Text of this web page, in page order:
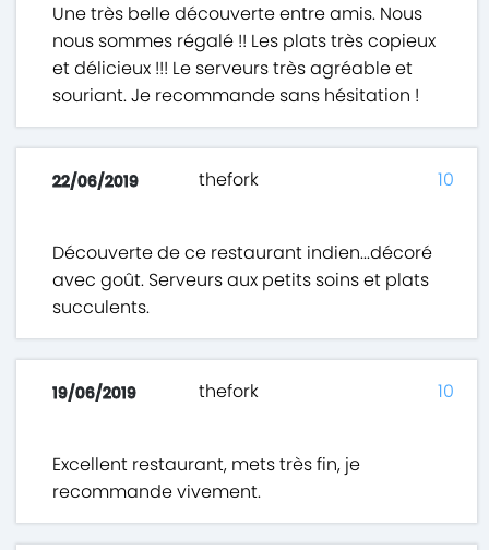
Une très belle découverte entre amis. Nous
nous sommes régalé !! Les plats très copieux
et délicieux !!! Le serveurs très agréable et
souriant. Je recommande sans hésitation !
22/06/2019 thefork
Découverte de ce restaurant indien...décoré
avec goût. Serveurs aux petits soins et plats
succulents.
10
19/06/2019 thefork
Excellent restaurant, mets très fin, je
recommande vivement.
10